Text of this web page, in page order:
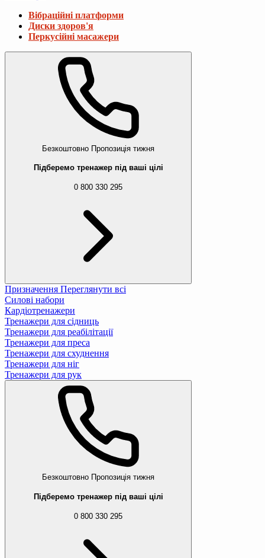
Вібраційні платформи
Диски здоров'я
Перкусійні масажери
Безкоштовно Пропозиція тижня
Підберемо тренажер під ваші цілі
0 800 330 295
Призначення Переглянути всі
Силові набори
Кардіотренажери
Тренажери для сідниць
Тренажери для реабілітації
Тренажери для преса
Тренажери для схуднення
Тренажери для ніг
Тренажери для рук
Безкоштовно Пропозиція тижня
Підберемо тренажер під ваші цілі
0 800 330 295